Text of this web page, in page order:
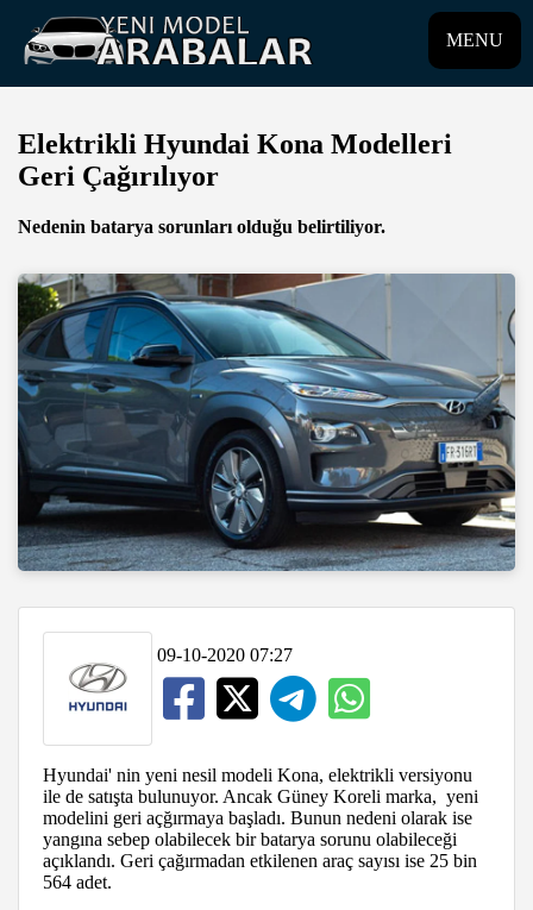
MENU
Elektrikli Hyundai Kona Modelleri
Geri Çağırılıyor
Nedenin batarya sorunları olduğu belirtiliyor.
09-10-2020 07:27
Hyundai' nin yeni nesil modeli Kona, elektrikli versiyonu
ile de satışta bulunuyor. Ancak Güney Koreli marka, yeni
modelini geri açğırmaya başladı. Bunun nedeni olarak ise
yangına sebep olabilecek bir batarya sorunu olabileceği
açıklandı. Geri çağırmadan etkilenen araç sayısı ise 25 bin
564 adet.